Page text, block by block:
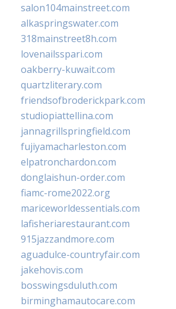
salon104mainstreet.com
alkaspringswater.com
318mainstreet8h.com
lovenailsspari.com
oakberry-kuwait.com
quartzliterary.com
friendsofbroderickpark.com
studiopiattellina.com
jannagrillspringfield.com
fujiyamacharleston.com
elpatronchardon.com
donglaishun-order.com
fiamc-rome2022.org
mariceworldessentials.com
lafisheriarestaurant.com
915jazzandmore.com
aguadulce-countryfair.com
jakehovis.com
bosswingsduluth.com
birminghamautocare.com